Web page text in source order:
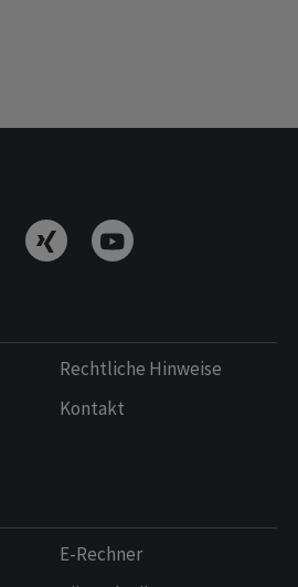
Rechtliche Hinweise
Kontakt
E-Rechner